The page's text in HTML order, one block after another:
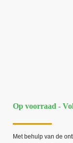
Op voorraad -
Met behulp van de